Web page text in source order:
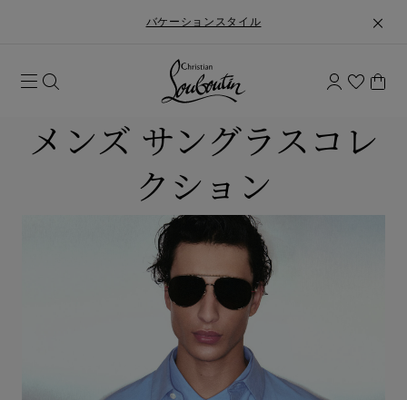
バケーションスタイル
メンズ サングラスコレ
クション